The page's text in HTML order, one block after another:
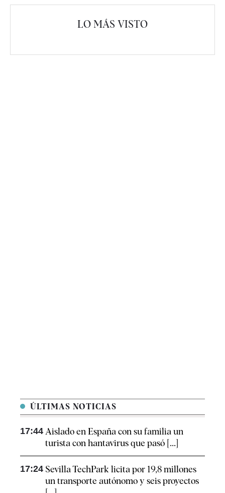
LO MÁS VISTO
ÚLTIMAS NOTICIAS
17:44 Aislado en España con su familia un
turista con hantavirus que pasó [...]
17:24 Sevilla TechPark licita por 19,8 millones
un transporte autónomo y seis proyectos